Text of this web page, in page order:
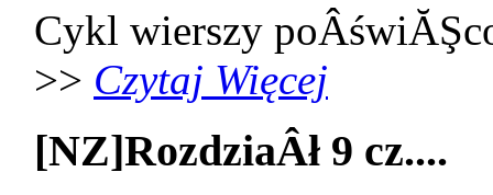
Cykl wierszy
>> Czytaj Więcej
[NZ]RozdziaÂł 9 cz....